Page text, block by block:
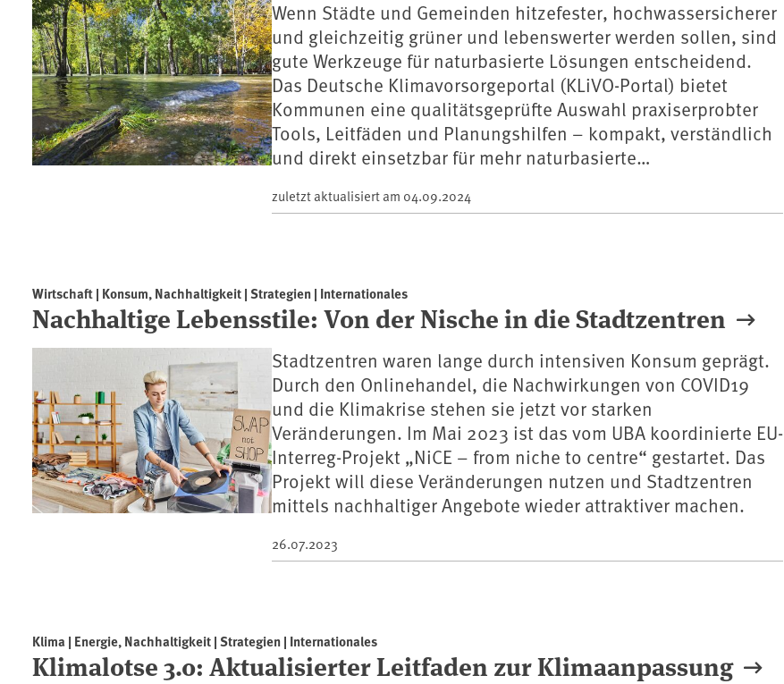
Wenn Städte und Gemeinden hitzefester, hochwassersicherer
und gleichzeitig grüner und lebenswerter werden sollen, sind
gute Werkzeuge für naturbasierte Lösungen entscheidend.
Das Deutsche Klimavorsorgeportal (KLiVO-Portal) bietet
Kommunen eine qualitätsgeprüfte Auswahl praxiserprobter
Tools, Leitfäden und Planungshilfen – kompakt, verständlich
und direkt einsetzbar für mehr naturbasierte…
zuletzt aktualisiert am 04.09.2024
Wirtschaft | Konsum, Nachhaltigkeit | Strategien | Internationales
Nachhaltige Lebensstile: Von der Nische in die Stadtzentren
Stadtzentren waren lange durch intensiven Konsum geprägt.
Durch den Onlinehandel, die Nachwirkungen von COVID19
und die Klimakrise stehen sie jetzt vor starken
Veränderungen. Im Mai 2023 ist das vom UBA koordinierte EU-
Interreg-Projekt „NiCE – from niche to centre“ gestartet. Das
Projekt will diese Veränderungen nutzen und Stadtzentren
mittels nachhaltiger Angebote wieder attraktiver machen.
26.07.2023
Klima | Energie, Nachhaltigkeit | Strategien | Internationales
Klimalotse 3.0: Aktualisierter Leitfaden zur Klimaanpassung